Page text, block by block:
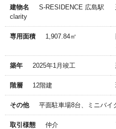
建物名
S-RESIDENCE 広島駅
clarity
専用面積 1,907.84㎡
築年 2025年1月竣工
階層 12階建
その他 平面駐車場8台、ミニバイ
取引様態 仲介